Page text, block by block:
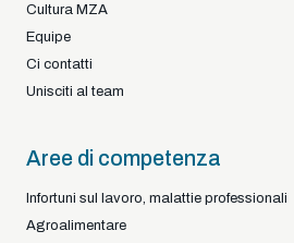
Cultura MZA
Equipe
Ci contatti
Unisciti al team
Aree di competenza
Infortuni sul lavoro, malattie professionali
Agroalimentare